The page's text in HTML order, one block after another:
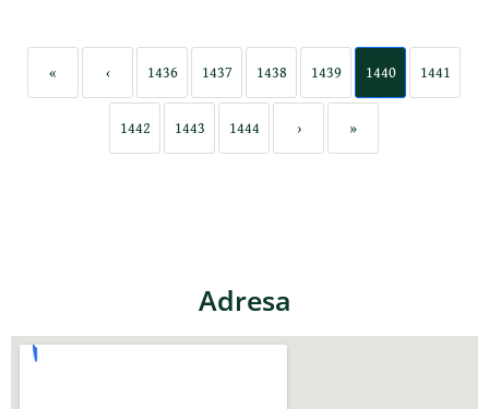
« ‹ 1436 1437 1438 1439 1440 1441
1442 1443 1444 › »
Adresa